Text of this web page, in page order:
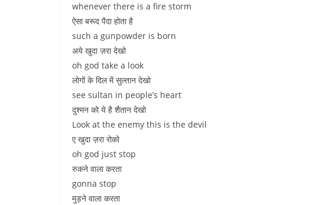
whenever there is a fire storm
ऐसा बरूद पैदा होता है
such a gunpowder is born
अये खुदा ज़रा देखो
oh god take a look
लोगों के दिल में सुल्तान देखो
see sultan in people’s heart
दुश्मन को ये है शैतान देखो
Look at the enemy this is the devil
ए खुदा ज़रा रोको
oh god just stop
रुकने वाला करता
gonna stop
मुड़ने वाला करता